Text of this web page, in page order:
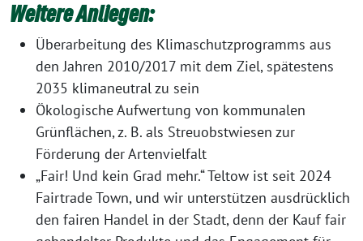
Weitere Anliegen:
Überarbeitung des Klimaschutzprogramms aus
den Jahren 2010/2017 mit dem Ziel, spätestens
2035 klimaneutral zu sein
Ökologische Aufwertung von kommunalen
Grünflächen, z. B. als Streuobstwiesen zur
Förderung der Artenvielfalt
„Fair! Und kein Grad mehr.“ Teltow ist seit 2024
Fairtrade Town, und wir unterstützen ausdrücklich
den fairen Handel in der Stadt, denn der Kauf fair